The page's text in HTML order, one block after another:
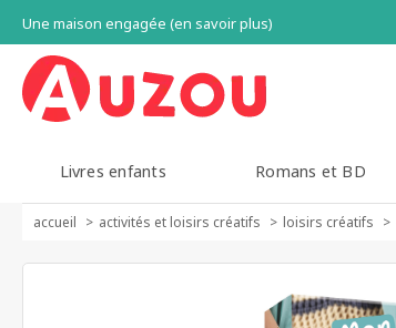
Une maison engagée (en savoir plus)
Livres enfants Romans et BD
accueil activités et loisirs créatifs loisirs créatifs